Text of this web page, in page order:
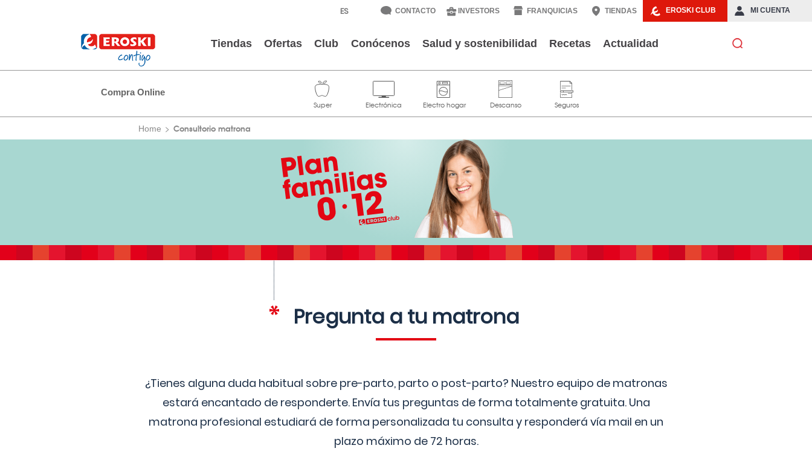
EROSKI CLUB MI CUENTA
CONTACTO INVESTORS FRANQUICIAS TIENDAS
Tiendas Ofertas Club Conócenos Salud y sostenibilidad Recetas Actualidad
Compra Online
Home Consultorio matrona
Pregunta a tu matrona
¿Tienes alguna duda habitual sobre pre-parto, parto o post-parto? Nuestro equipo de matronas
estará encantado de responderte. Envía tus preguntas de forma totalmente gratuita. Una
matrona profesional estudiará de forma personalizada tu consulta y responderá vía mail en un
plazo máximo de 72 horas.